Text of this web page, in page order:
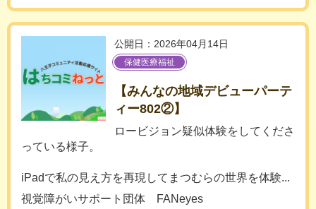
公開日：2026年04月14日
保健医療福祉
【みんなの地域デビューパーテ
ィー802②】
ロービジョン疑似体験をしてくださ
っている様子。
iPadで私の見え方を再現してまつむらの世界を体験...
視覚障がいサポート団体 FANeyes